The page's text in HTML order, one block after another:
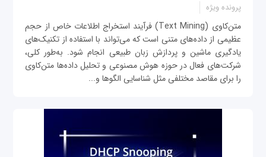
پرونده ویژه
متن‌کاوی (Text Mining) فرآیند استخراج اطلاعات خاص از حجم
عظیمی از داده‌های متنی است که می‌تواند با استفاده از تکنیک‌های
یادگیری ماشین و پردازش زبان طبیعی انجام شود. به‌طور کلی،
شرکت‌های فعال در حوزه هوش مصنوعی و تحلیل داده‌ها متن‌کاوی
را برای مقاصد مختلفی مثل شناسایی الگوها و...